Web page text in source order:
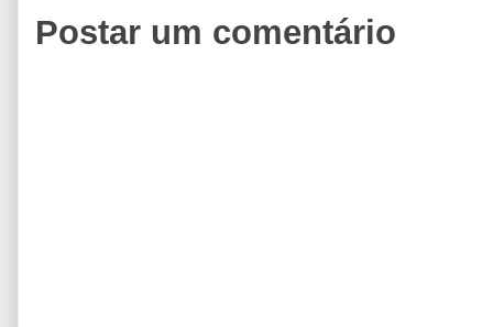
Postar um comentário